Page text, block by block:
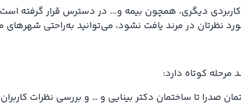
دیگری، همچون بیمه و... در دسترس قرار گرفته
نظرتان در مرند یافت نشود، می‌توانید به‌راحتی
مرحله کوتاه دارد:
تا ساختمان دکتر بینایی و … و بررسی نظرات